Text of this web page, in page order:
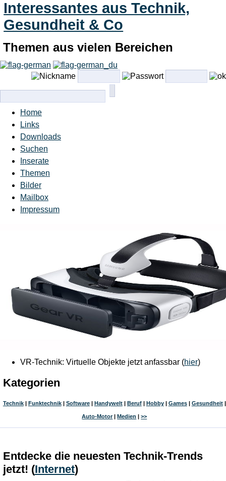
Interessantes aus Technik,
Gesundheit & Co
Themen aus vielen Bereichen
Home
Links
Downloads
Suchen
Inserate
Themen
Bilder
Mailbox
Impressum
VR-Technik: Virtuelle Objekte jetzt anfassbar (hier)
Kategorien
Technik| Funktechnik| Software| Handywelt| Beruf| Hobby| Games| Gesundheit|
Auto-Motor| Medien |>>
Entdecke die neuesten Technik-Trends
jetzt! (Internet)